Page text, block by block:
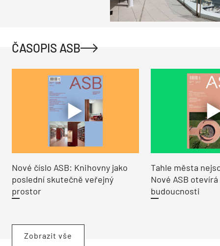
ČASOPIS ASB
Nové číslo ASB: Knihovny jako
poslední skutečně veřejný
prostor
Tahle města
Nové ASB
budoucnosti
Zobrazit vše